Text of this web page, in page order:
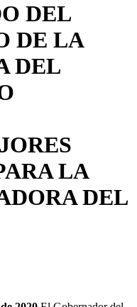
DEL
DE LA
DEL
LA
DEL